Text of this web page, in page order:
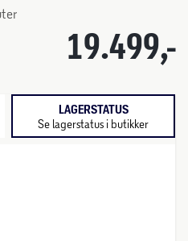
19.499,-
LAGERSTATUS
Se lagerstatus i butikker